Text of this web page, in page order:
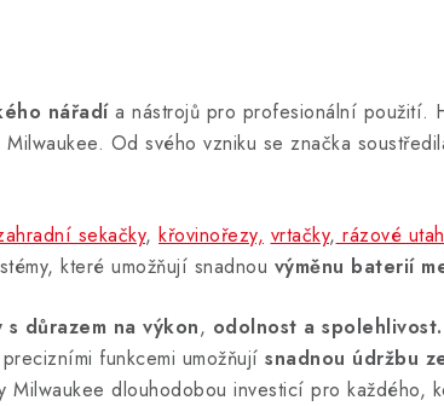
nářadía nástrojů pro profesionální použití.
Od svého vzniku se značka
sekačky, křovinořezy, vrtačky, rázové
které umožňují snadnou výměnu baterií
s důrazem na výkon, odolnost a spolehlivost.
funkcemi umožňují snadnou údržbu
Milwaukee dlouhodobou investicí pro každého,